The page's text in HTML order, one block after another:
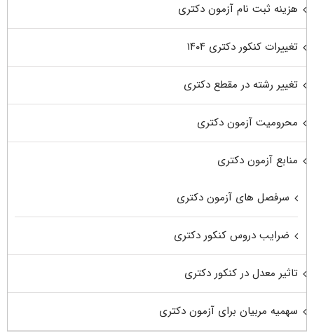
هزینه ثبت نام آزمون دکتری
تغییرات کنکور دکتری ۱۴۰۴
تغییر رشته در مقطع دکتری
محرومیت آزمون دکتری
منابع آزمون دکتری
سرفصل های آزمون دکتری
ضرایب دروس کنکور دکتری
تاثیر معدل در کنکور دکتری
سهمیه مربیان برای آزمون دکتری